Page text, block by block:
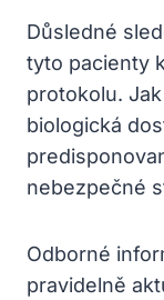
Důsledné
tyto pacienty
protokolu.
biologická
nebezpečné
Odborné
pravidelně